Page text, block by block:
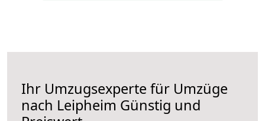
Ihr Umzugsexperte für Umzüge
nach Leipheim Günstig und